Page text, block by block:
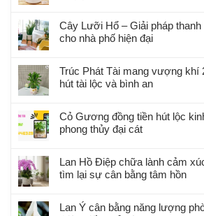
Cây Lưỡi Hổ – Giải pháp
cho nhà phố hiện đại
Trúc Phát Tài mang vượng khí
hút tài lộc và bình an
Cỏ Gương đồng tiền hút lộc
phong thủy đại cát
Lan Hồ Điệp chữa lành cảm
tìm lại sự cân bằng tâm hồn
Lan Ý cân bằng năng lượng